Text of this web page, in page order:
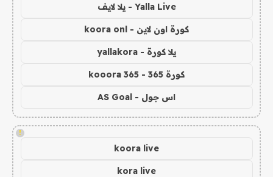
Yalla Live - يلا لايف
كورة اون لاين - koora onl
يلا كورة - yallakora
كورة 365 - kooora 365
اس جول - AS Goal
!
koora live
kora live